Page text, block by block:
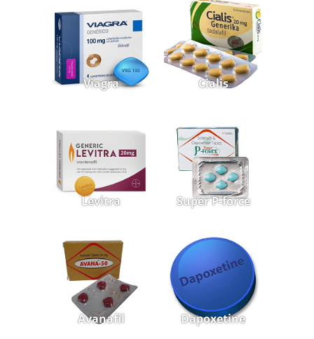
Viagra Cialis
Levitra Super P-force
Avanafil Dapoxetine